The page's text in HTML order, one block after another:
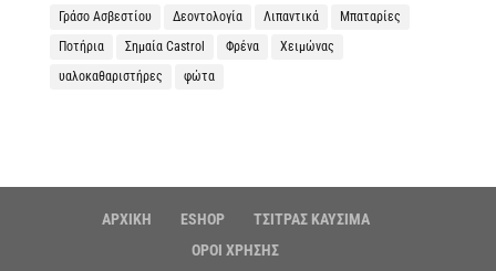
Γράσο Ασβεστίου
Δεοντολογία Λιπαντικά
Μπαταρίες
Ποτήρια
Σημαία Castrol Φρένα
Χειμώνας
υαλοκαθαριστήρες
φώτα
ΑΡΧΙΚΗ ESHOP
ΤΣΙΤΡΑΣ ΚΑΥΣΙΜΑ
ΟΡΟΙ ΧΡΗΣΗΣ